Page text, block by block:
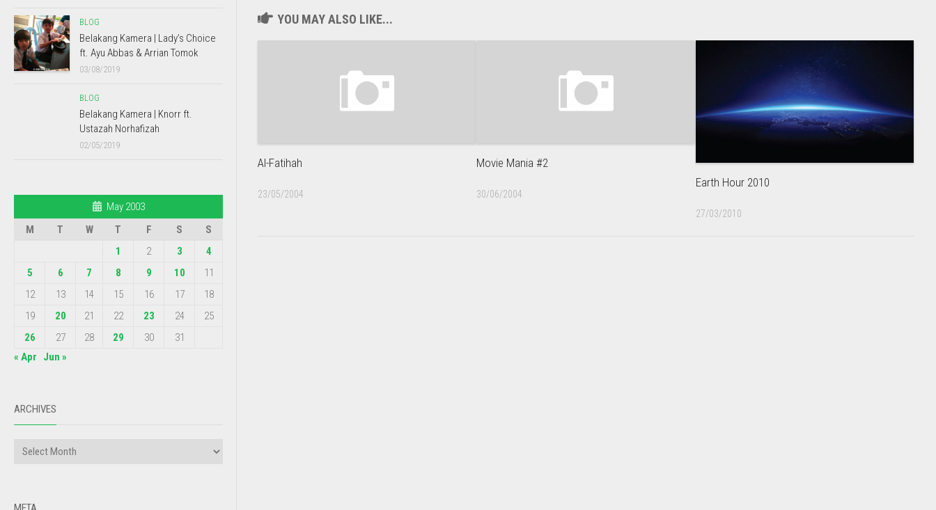
YOU MAY ALSO LIKE...
Al-Fatihah
23/05/2004
Movie Mania #2
30/06/2004
Earth Hour 2010
27/03/2010
BLOG
Belakang Kamera | Lady’s Choice
ft. Ayu Abbas & Arrian Tomok
03/08/2019
BLOG
Belakang Kamera | Knorr ft.
Ustazah Norhafizah
02/05/2019
May 2003
M
T W T F S
S
1
2 3
4
5
6 7 8 9 10
11
12
13 14 15 16 17
18
19
20 21 22 23 24
25
26
27 28 29 30
31
« Apr
Jun »
ARCHIVES